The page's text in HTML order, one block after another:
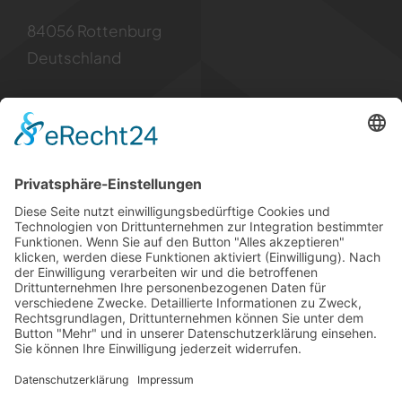
84056 Rottenburg
Deutschland
Kontakt
Mail: info [at] borfh.de
Rechtliches
Impressum
Datenschutz